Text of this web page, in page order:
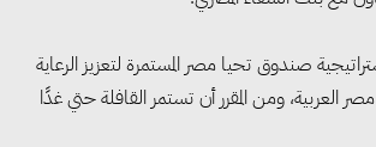
صندوق تحيا مصر المستمرة لتعزيز الرعاية
العربية، ومن المقرر أن تستمر القافلة حتي غدًا